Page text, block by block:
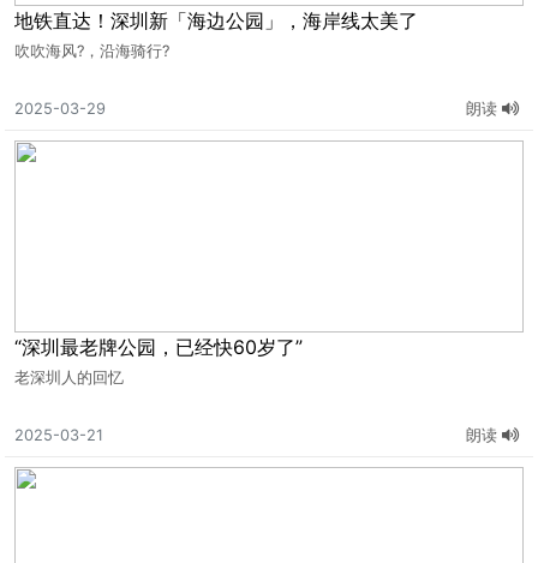
地铁直达！深圳新「海边公园」，海岸线太美了
吹吹海风?，沿海骑行?
2025-03-29 朗读
“深圳最老牌公园，已经快60岁了”
老深圳人的回忆
2025-03-21 朗读